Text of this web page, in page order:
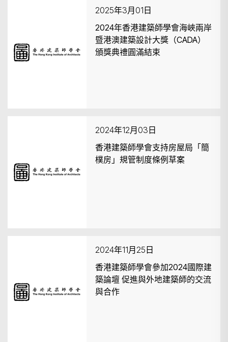
2025年3月01日
2024年香港建築師學會海峽兩岸
暨港澳建築設計大獎（CADA）
頒獎典禮圓滿結束
2024年12月03日
香港建築師學會支持房屋局「簡
樸房」規管制度條例草案
2024年11月25日
香港建築師學會參加2024國際建
築論壇 促進與外地建築師的交流
與合作